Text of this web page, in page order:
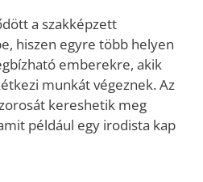
a szakképzett
hiszen egyre több helyen
emberekre, akik
munkát végeznek. Az
kereshetik meg
például egy irodista kap